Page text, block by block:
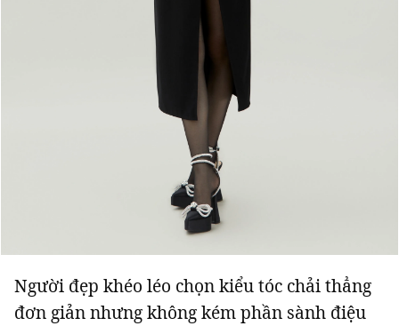
Người đẹp khéo léo chọn kiểu tóc chải thẳng
đơn giản nhưng không kém phần sành điệu